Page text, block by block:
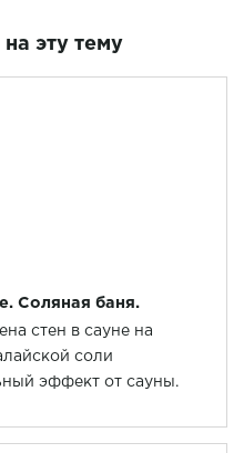
эту тему
Соляная баня.
стен в сауне на
соли
эффект от сауны.